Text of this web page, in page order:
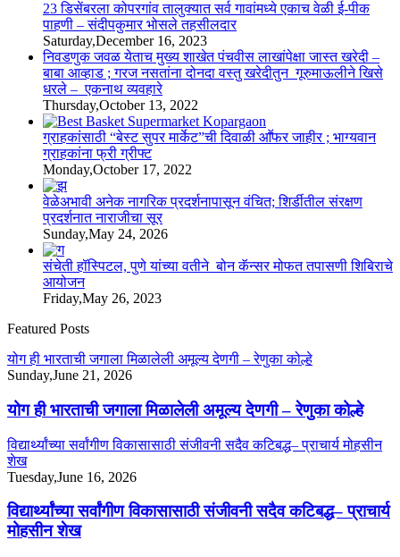
23 डिसेंबरला कोपरगांव तालुक्‍यात सर्व गावांमध्ये एकाच वेळी ई-पीक
पाहणी – संदीपकुमार भोसले तहसीलदार
Saturday,December 16, 2023
निवडणुक जवळ येताच मुख्य शाखेत पंचवीस लाखांपेक्षा जास्त खरेदी –
बाबा आव्हाड ; गरज नसतांना दोनदा वस्तु खरेदीतुन गूरुमाऊलीने खिसे
धरले – एकनाथ व्यवहारे
Thursday,October 13, 2022
ग्राहकांसाठी “बेस्ट सुपर मार्केट”ची दिवाळी आॕफर जाहीर ; भाग्यवान
ग्राहकांना फ्री ग्रीफ्ट
Monday,October 17, 2022
वेळेअभावी अनेक नागरिक प्रदर्शनापासून वंचित; शिर्डीतील संरक्षण
प्रदर्शनात नाराजीचा सूर
Sunday,May 24, 2026
संचेती हॉस्पिटल, पुणे यांच्या वतीने बोन कॅन्सर मोफत तपासणी शिबिराचे
आयोजन
Friday,May 26, 2023
Featured Posts
योग ही भारताची जगाला मिळालेली अमूल्य देणगी – रेणुका कोल्हे
Sunday,June 21, 2026
योग ही भारताची जगाला मिळालेली अमूल्य देणगी – रेणुका कोल्हे
विद्यार्थ्यांच्या सर्वांगीण विकासासाठी संजीवनी सदैव कटिबद्ध– प्राचार्य मोहसीन
शेख
Tuesday,June 16, 2026
विद्यार्थ्यांच्या सर्वांगीण विकासासाठी संजीवनी सदैव कटिबद्ध– प्राचार्य
मोहसीन शेख